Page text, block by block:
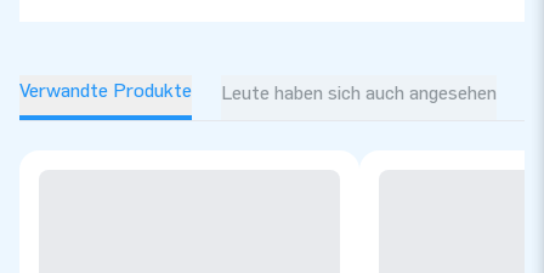
Verwandte Produkte Leute haben sich auch angesehen